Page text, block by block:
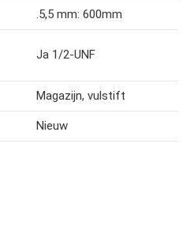
.5,5 mm: 600mm
Ja 1/2-UNF
Magazijn, vulstift
Nieuw